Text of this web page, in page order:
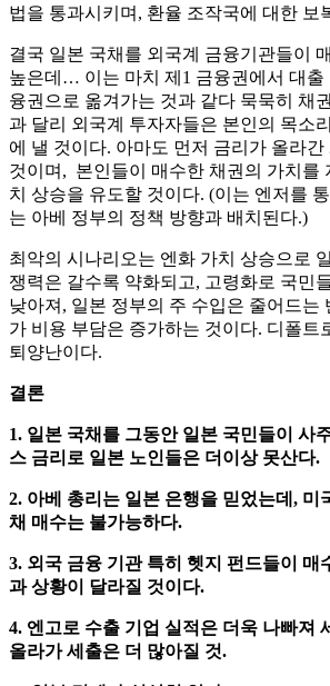
법을 통과시키며, 환율 조작국에 대한 보
결국 일본 국채를 외국계 금융기관들이
높은데… 이는 마치 제1 금융권에서 대출
융권으로 옮겨가는 것과 같다 묵묵히 채
과 달리 외국계 투자자들은 본인의 목소
에 낼 것이다. 아마도 먼저 금리가 올라
것이며, 본인들이 매수한 채권의 가치를
치 상승을 유도할 것이다. (이는 엔저를
는 아베 정부의 정책 방향과 배치된다.)
최악의 시나리오는 엔화 가치 상승으로
쟁력은 갈수록 약화되고, 고령화로 국민
낮아져, 일본 정부의 주 수입은 줄어드는
가 비용 부담은 증가하는 것이다. 디폴트
퇴양난이다.
결론
1. 일본 국채를 그동안 일본 국민들이 사
스 금리로 일본 노인들은 더이상 못산다.
2. 아베 총리는 일본 은행을 믿었는데, 미
채 매수는 불가능하다.
3. 외국 금융 기관 특히 헷지 펀드들이 매
과 상황이 달라질 것이다.
4. 엔고로 수출 기업 실적은 더욱 나빠져
올라가 세출은 더 많아질 것.